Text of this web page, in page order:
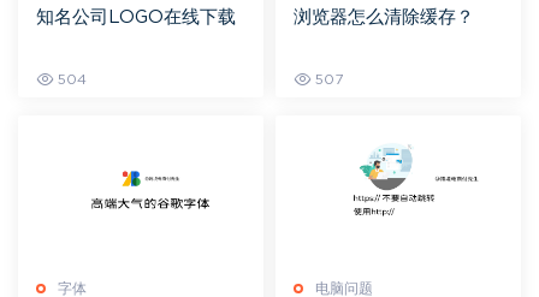
知名公司LOGO在线下载
504
浏览器怎么清除缓存？
507
字体 电脑问题